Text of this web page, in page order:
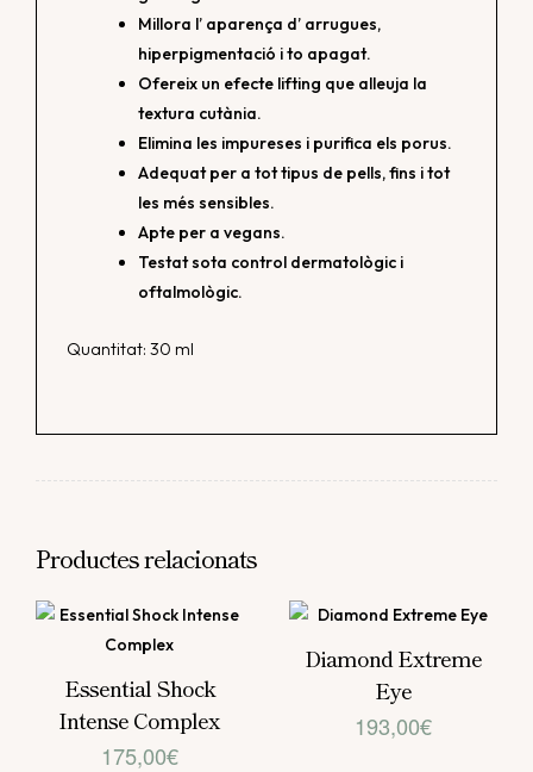
Millora l’ aparença d’ arrugues,
hiperpigmentació i to apagat.
Ofereix un efecte lifting que alleuja la
textura cutània.
Elimina les impureses i purifica els porus.
Adequat per a tot tipus de pells, fins i tot
les més sensibles.
Apte per a vegans.
Testat sota control dermatològic i
oftalmològic.
Quantitat: 30 ml
Productes relacionats
Essential Shock
Intense Complex
175,00€
Diamond Extreme
Eye
193,00€